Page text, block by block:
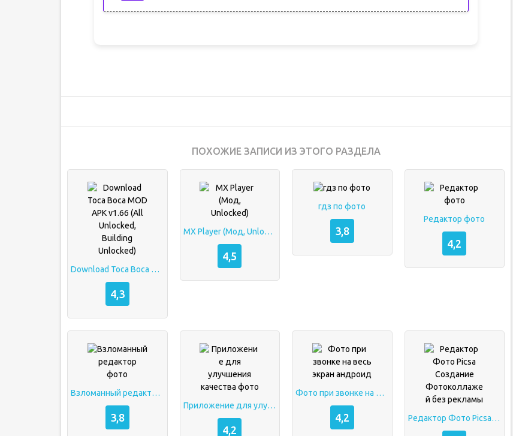
ПОХОЖИЕ ЗАПИСИ ИЗ ЭТОГО РАЗДЕЛА
Download Toca Boca MOD APK v1.66 (All Unlocked, Building Unlocked)
4,3
MX Player (Мод, Unlocked)
4,5
гдз по фото
3,8
Редактор фото
4,2
Взломанный редактор фото
3,8
Приложение для улучшения качества фото
4,2
Фото при звонке на весь экран андроид
4,2 Редактор Фото Picsa Создание Фотоколлажей без рекламы